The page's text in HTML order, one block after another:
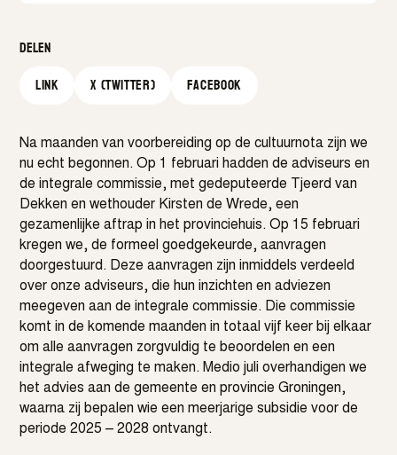
Delen
Link
X (Twitter) facebook
Na maanden van voorbereiding op de cultuurnota zijn we
nu echt begonnen. Op 1 februari hadden de adviseurs en
de integrale commissie, met gedeputeerde Tjeerd van
Dekken en wethouder Kirsten de Wrede, een
gezamenlijke aftrap in het provinciehuis. Op 15 februari
kregen we, de formeel goedgekeurde, aanvragen
doorgestuurd. Deze aanvragen zijn inmiddels verdeeld
over onze adviseurs, die hun inzichten en adviezen
meegeven aan de integrale commissie. Die commissie
komt in de komende maanden in totaal vijf keer bij elkaar
om alle aanvragen zorgvuldig te beoordelen en een
integrale afweging te maken. Medio juli overhandigen we
het advies aan de gemeente en provincie Groningen,
waarna zij bepalen wie een meerjarige subsidie voor de
periode 2025 – 2028 ontvangt.